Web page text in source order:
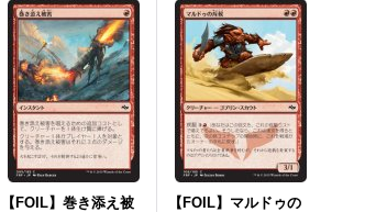
【FOIL】巻き添え被
【FOIL】マルドゥの